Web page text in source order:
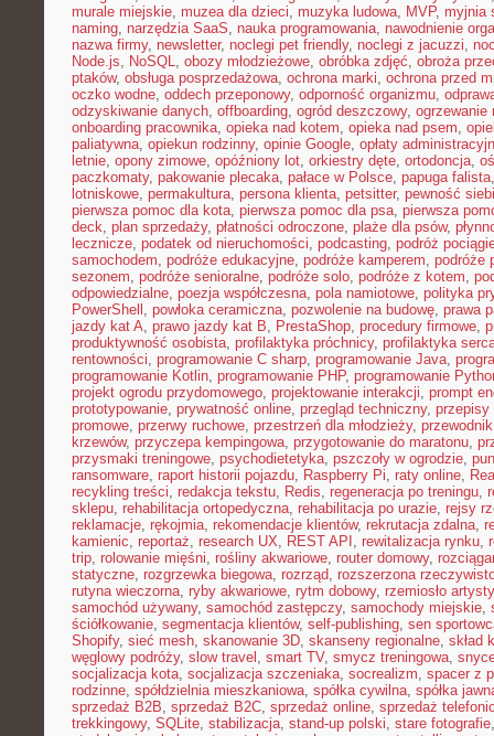
murale miejskie, muzea dla dzieci, muzyka ludowa, MVP, myjnia
naming, narzędzia SaaS, nauka programowania, nawodnienie
nazwa firmy, newsletter, noclegi pet friendly, noclegi z jacuzzi,
Node.js, NoSQL, obozy młodzieżowe, obróbka zdjęć, obroża
ptaków, obsługa posprzedażowa, ochrona marki, ochrona przed
oczko wodne, oddech przeponowy, odporność organizmu,
odzyskiwanie danych, offboarding, ogród deszczowy, ogrzewanie
onboarding pracownika, opieka nad kotem, opieka nad psem,
paliatywna, opiekun rodzinny, opinie Google, opłaty
letnie, opony zimowe, opóźniony lot, orkiestry dęte, ortodoncja,
paczkomaty, pakowanie plecaka, pałace w Polsce, papuga falista
lotniskowe, permakultura, persona klienta, petsitter, pewność
pierwsza pomoc dla kota, pierwsza pomoc dla psa, pierwsza
deck, plan sprzedaży, płatności odroczone, plaże dla psów,
lecznicze, podatek od nieruchomości, podcasting, podróż
samochodem, podróże edukacyjne, podróże kamperem, podróże
sezonem, podróże senioralne, podróże solo, podróże z kotem,
odpowiedzialne, poezja współczesna, pola namiotowe, polityka
PowerShell , powłoka ceramiczna, pozwolenie na budowę, prawa
jazdy kat A, prawo jazdy kat B, PrestaShop, procedury firmowe,
produktywność osobista, profilaktyka próchnicy, profilaktyka
rentowności, programowanie C sharp, programowanie Java,
programowanie Kotlin, programowanie PHP, programowanie
projekt ogrodu przydomowego, projektowanie interakcji, prompt
prototypowanie, prywatność online, przegląd techniczny, przepisy
promowe, przerwy ruchowe, przestrzeń dla młodzieży,
krzewów, przyczepa kempingowa, przygotowanie do maratonu,
przysmaki treningowe, psychodietetyka, pszczoły w ogrodzie,
ransomware, raport historii pojazdu, Raspberry Pi, raty online,
recykling treści, redakcja tekstu, Redis, regeneracja po treningu,
sklepu, rehabilitacja ortopedyczna, rehabilitacja po urazie, rejsy
reklamacje, rękojmia, rekomendacje klientów, rekrutacja zdalna,
kamienic, reportaż, research UX, REST API , rewitalizacja rynku,
trip, rolowanie mięśni, rośliny akwariowe, router domowy,
statyczne, rozgrzewka biegowa, rozrząd, rozszerzona
rutyna wieczorna, ryby akwariowe, rytm dobowy, rzemiosło
samochód używany, samochód zastępczy, samochody miejskie,
ściółkowanie, segmentacja klientów, self-publishing, sen
Shopify, sieć mesh, skanowanie 3D, skanseny regionalne, skład
węglowy podróży, slow travel , smart TV, smycz treningowa,
socjalizacja kota, socjalizacja szczeniaka, socrealizm, spacer z
rodzinne, spółdzielnia mieszkaniowa, spółka cywilna, spółka
sprzedaż B2B, sprzedaż B2C, sprzedaż online, sprzedaż
trekkingowy, SQLite, stabilizacja, stand-up polski, stare fotografie